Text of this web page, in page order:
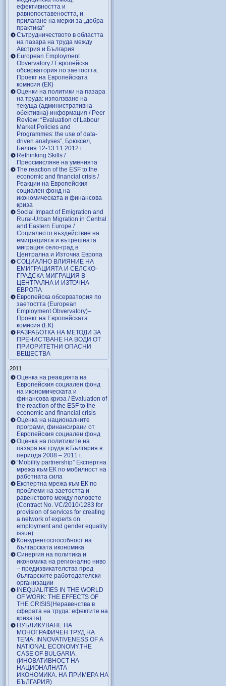
ефективността и
равнопоставеността, и
прилагане на мерки за „добра
практика“
Сътрудничеството в областта
на пазара на труда между
Австрия и България
European Employment
Obvervatory / Европейска
обсерватория по заетостта.
Проект на Европейската
комисия (ЕК)
Оценки на политики на пазара
на труда: използване на
текуща (административна
обективна) информация / Peer
Review: “Evaluation of Labour
Market Policies and
Programmes: the use of data-
driven analyses”, Брюксел,
Белгия 12-13.11.2012 г
Rethinking Skills /
Преосмисляне на уменията
Тhe reaction of the ESF to the
economic and financial crisis /
Реакции на Европейския
социален фонд на
икономическата и финансова
криза
Social Impact of Emigration and
Rural-Urban Migration in Central
and Eastern Europe /
Социалното въздействие на
емиграцията и вътрешната
миграция село-град в
Централна и Източна Европа
СОЦИАЛНО ВЛИЯНИЕ НА
ЕМИГРАЦИЯТА И СЕЛСКО-
ГРАДСКА МИГРАЦИЯ В
ЦЕНТРАЛНА И ИЗТОЧНА
ЕВРОПА
Европейска обсерватория по
заетостта (European
Employment Obvervatory)–
Проект на Европейската
комисия (ЕК)
РАЗРАБОТКА НА МЕТОДИ ЗА
ПРЕЧИСТВАНЕ НА ВОДИ ОТ
ПРИОРИТЕТНИ ОПАСНИ
ВЕЩЕСТВА
2011
Оценка на реакцията на
Европейския социален фонд
на икономическата и
финансова криза / Evaluation of
the reaction of the ESF to the
economic and financial crisis
Оценка на националните
програми, финансирани от
Европейския социален фонд
Оценка на политиките на
пазара на труда в България в
периода 2008 – 2011 г.
“Mobility partnership” Експертна
мрежа към ЕК по мобилност на
работната сила
Експертна мрежа към ЕК по
проблеми на заетостта и
равенството между половете
(Contract No. VC/2010/1283 for
provision of services for creating
a network of experts on
employment and gender equality
issue)
Конкурентоспособност на
българската икономика
Синергия на политика и
икономика на регионално ниво
– предизвикателства пред
българските работодателски
организации
INEQUALITIES IN THE WORLD
OF WORK: THE EFFECTS OF
THE CRISIS(Неравенства в
сферата на труда: ефектите на
кризата)
ПУБЛИКУВАНЕ НА
МОНОГРАФИЧЕН ТРУД НА
ТЕМА: INNOVATIVENESS OF A
NATIONAL ECONOMY.THE
CASE OF BULGARIA.
(ИНОВАТИВНОСТ НА
НАЦИОНАЛНАТА
ИКОНОМИКА. НА ПРИМЕРА НА
БЪЛГАРИЯ)